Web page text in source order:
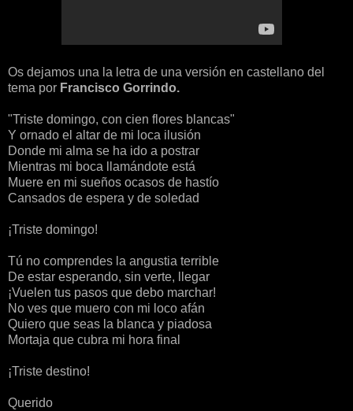
Os dejamos una la letra de una versión en castellano del
tema por Francisco Gorrindo.
"Triste domingo, con cien flores blancas"
Y ornado el altar de mi loca ilusión
Donde mi alma se ha ido a postrar
Mientras mi boca
llamándote está
Muere en mi sueños ocasos de hastío
Cansados de espera y de soledad
¡Triste domingo!
Tú no comprendes la angustia terrible
De estar esperando, sin verte, llegar
¡Vuelen tus pasos que debo marchar!
No ves que muero con mi loco afán
Quiero que seas la blanca y piadosa
Mortaja que cubra mi hora final
¡Triste destino!
Querido